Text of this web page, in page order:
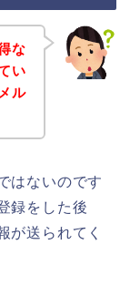
な
い
ル
はないのです
録をした後
が送られてく